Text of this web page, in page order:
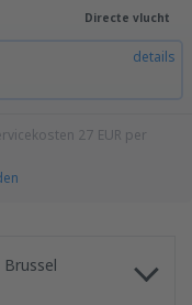
Directe vlucht
details
27 EUR per